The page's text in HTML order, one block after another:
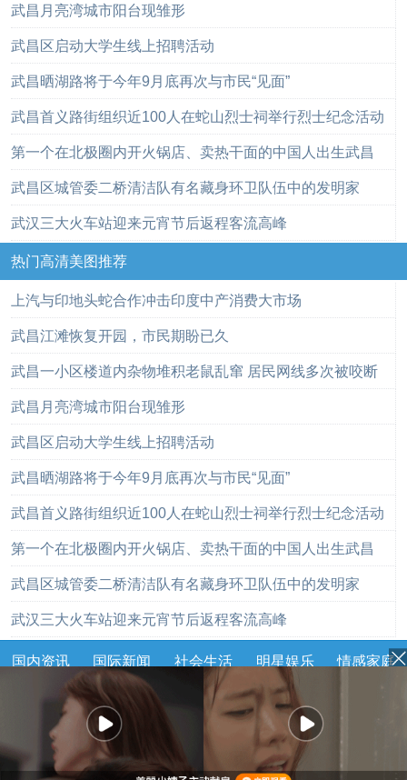
武昌月亮湾城市阳台现雏形
武昌区启动大学生线上招聘活动
武昌晒湖路将于今年9月底再次与市民“见面”
武昌首义路街组织近100人在蛇山烈士祠举行烈士纪念活动
第一个在北极圈内开火锅店、卖热干面的中国人出生武昌
武昌区城管委二桥清洁队有名藏身环卫队伍中的发明家
武汉三大火车站迎来元宵节后返程客流高峰
热门高清美图推荐
上汽与印地头蛇合作冲击印度中产消费大市场
武昌江滩恢复开园，市民期盼已久
武昌一小区楼道内杂物堆积老鼠乱窜 居民网线多次被咬断
武昌月亮湾城市阳台现雏形
武昌区启动大学生线上招聘活动
武昌晒湖路将于今年9月底再次与市民“见面”
武昌首义路街组织近100人在蛇山烈士祠举行烈士纪念活动
第一个在北极圈内开火锅店、卖热干面的中国人出生武昌
武昌区城管委二桥清洁队有名藏身环卫队伍中的发明家
武汉三大火车站迎来元宵节后返程客流高峰
国内资讯 国际新闻 社会生活 明星娱乐
情感家庭
灵异奇闻
军事动态 历史故事 武汉新闻
武昌新闻
汉南新闻 蔡甸新闻 江夏新闻
新洲新闻
健康资讯
返回顶部